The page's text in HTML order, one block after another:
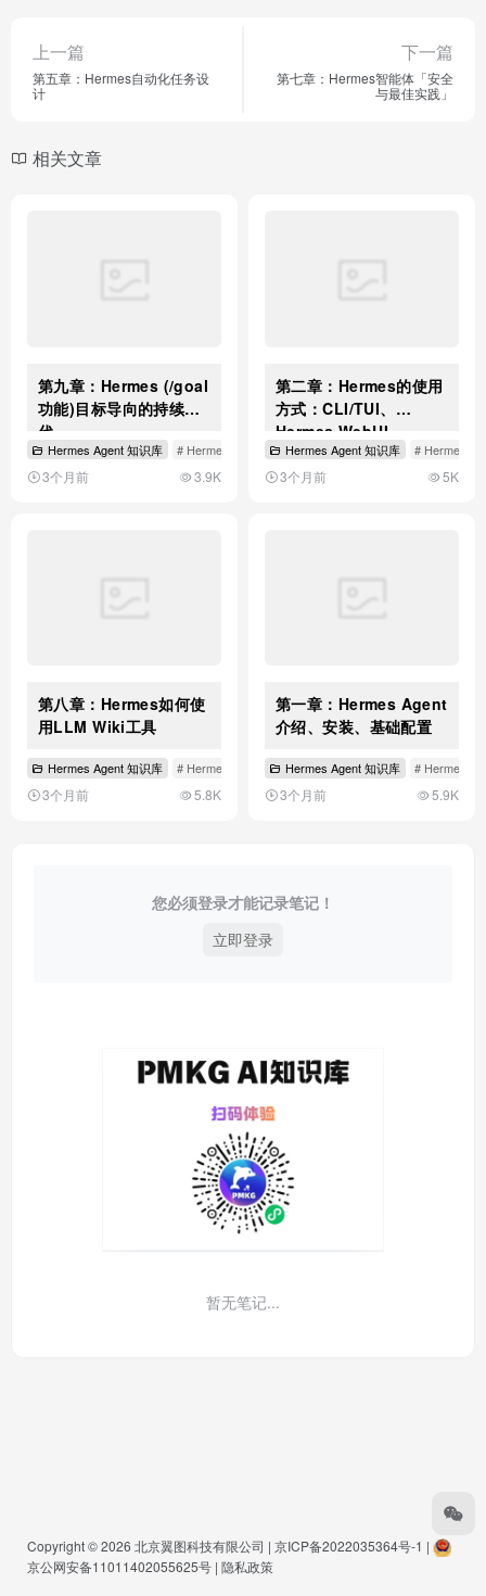
上一篇
第五章：Hermes自动化任务设
计
下一篇
第七章：Hermes智能体「安全
与最佳实践」
相关文章
第九章：Hermes (/goal
功能)目标导向的持续迭
代
Hermes Agent 知识库 # Hermes的/goal功能 # Hermes目标迭代机制
3个月前 3.9K
第二章：Hermes的使用
方式：CLI/TUI、
Hermes WebUI、
Gateway多平台使用
Hermes Agent 知识库 # Hermes
3个月前 5K
第八章：Hermes如何使
用LLM Wiki工具
Hermes Agent 知识库 # Hermes使用LLM Wiki # LLM Wiki介绍 # LLM Wiki工
3个月前 5.8K
第一章：Hermes Agent
介绍、安装、基础配置
Hermes Agent 知识库 # Hermes
3个月前 5.9K
您必须登录才能记录笔记！
立即登录
暂无笔记...
Copyright © 2026 北京翼图科技有限公司 | 京ICP备2022035364号-1 |
京公网安备11011402055625号 | 隐私政策